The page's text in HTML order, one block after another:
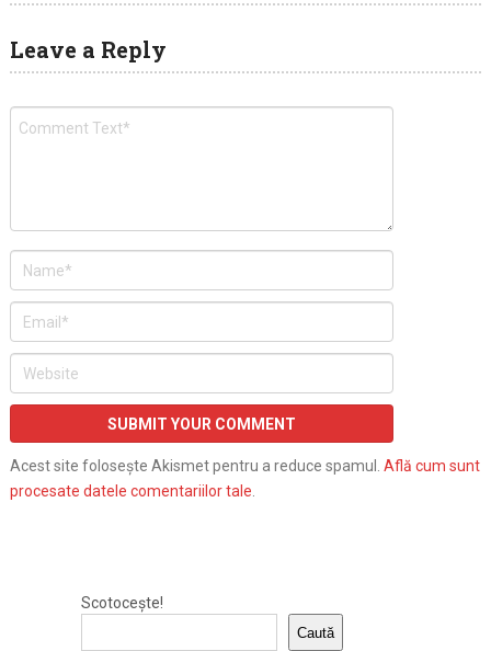
Leave a Reply
Acest site folosește Akismet pentru a reduce spamul. Află cum sunt
procesate datele comentariilor tale
Scotocește!
Caută